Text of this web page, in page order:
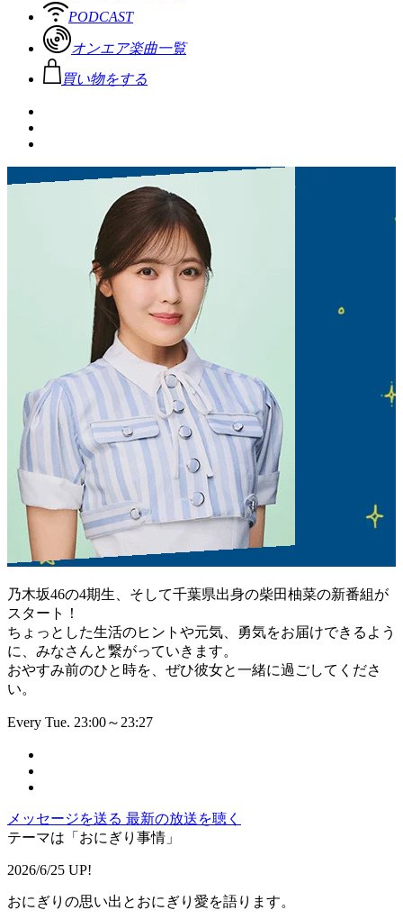
PODCAST
オンエア楽曲一覧
買い物をする
乃木坂46の4期生、そして千葉県出身の柴田柚菜の新番組が
スタート！
ちょっとした生活のヒントや元気、勇気をお届けできるよう
に、みなさんと繋がっていきます。
おやすみ前のひと時を、ぜひ彼女と一緒に過ごしてくださ
い。
Every Tue. 23:00～23:27
メッセージを送る 最新の放送を聴く
テーマは「おにぎり事情」
2026/6/25 UP!
おにぎりの思い出とおにぎり愛を語ります。